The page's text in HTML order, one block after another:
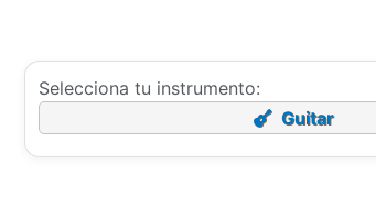
Selecciona tu instrumento:
Guitar